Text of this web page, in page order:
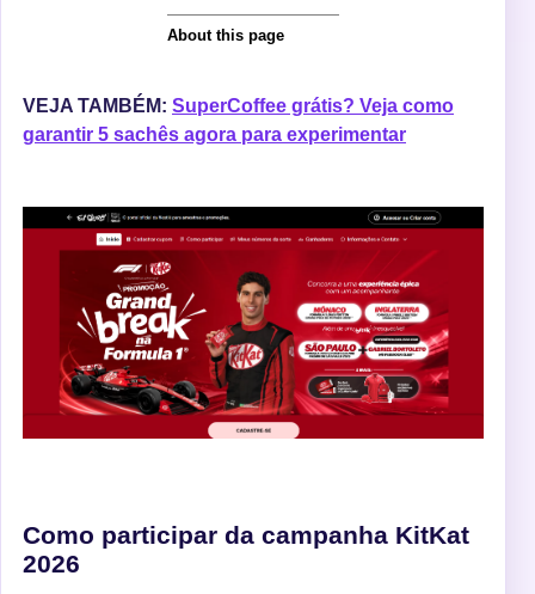
VEJA TAMBÉM: SuperCoffee grátis? Veja como
garantir 5 sachês agora para experimentar
Como participar da campanha KitKat
2026